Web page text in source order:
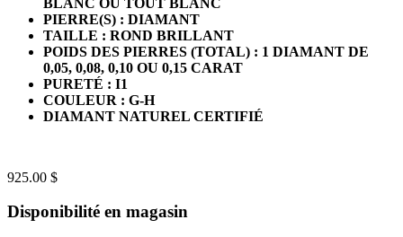
PIERRE(S) : DIAMANT
TAILLE : ROND BRILLANT
POIDS DES PIERRES (TOTAL) : 1 DIAMANT DE
0,05, 0,08, 0,10 OU 0,15 CARAT
PURETÉ : I1
COULEUR : G-H
DIAMANT NATUREL CERTIFIÉ
925.00 $
Disponibilité en magasin